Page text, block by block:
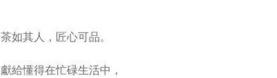
茶如其人，匠心可品。
獻給懂得在忙碌生活中，